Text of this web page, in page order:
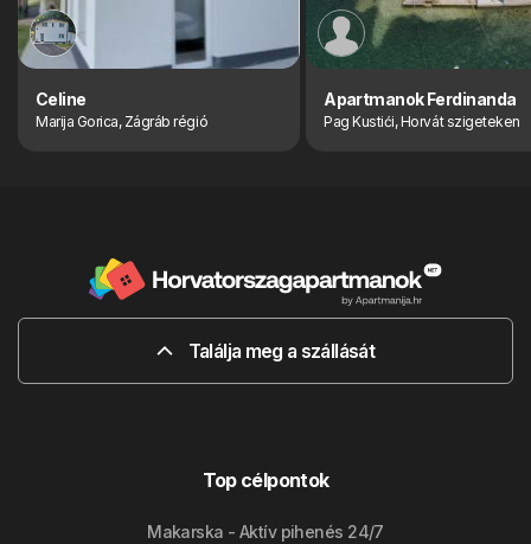
Celine
Marija Gorica, Zágráb régió
Apartmanok Ferdinanda
Pag Kustići, Horvát szigeteken
Találja meg a szállását
Top célpontok
Makarska - Aktív pihenés 24/7